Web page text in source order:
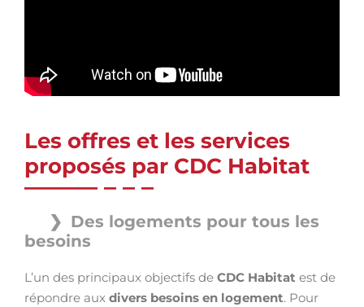
Les offres et les services
proposés par CDC Habitat
Des logements pour tous les
besoins
L’un des principaux objectifs de CDC Habitat est de
répondre aux divers besoins en logement. Pour